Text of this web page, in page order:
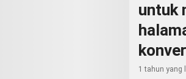
untuk
1 tahun yang